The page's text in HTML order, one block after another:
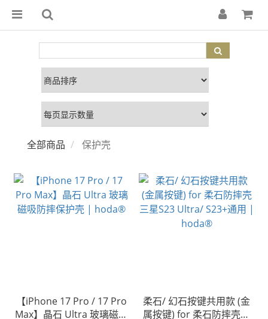
全部商品 保护壳
【iPhone 17 Pro / 17 Pro
Max】晶石 Ultra 玻璃磁吸
柔石/ 幻石按键共用款 (金
属按键) for 柔石防摔壳三